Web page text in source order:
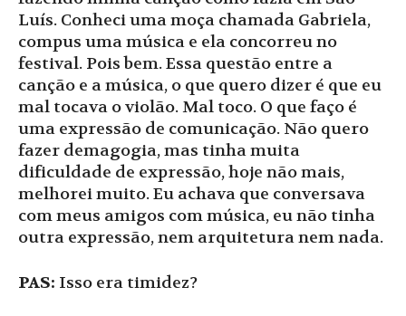
Luís. Conheci uma moça chamada Gabriela,
compus uma música e ela concorreu no
festival. Pois bem. Essa questão entre a
canção e a música, o que quero dizer é que eu
mal tocava o violão. Mal toco. O que faço é
uma expressão de comunicação. Não quero
fazer demagogia, mas tinha muita
dificuldade de expressão, hoje não mais,
melhorei muito. Eu achava que conversava
com meus amigos com música, eu não tinha
outra expressão, nem arquitetura nem nada.
PAS: Isso era timidez?